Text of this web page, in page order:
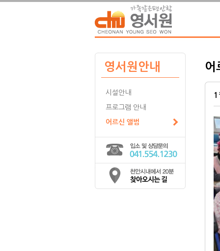
영서원안내
시설안내
프로그램 안내
어르신 앨범
어
1